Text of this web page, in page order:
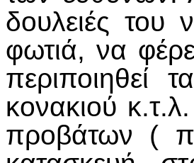
δουλειές του
φωτιά, να
περιποιηθεί
κονακιού
προβάτων (